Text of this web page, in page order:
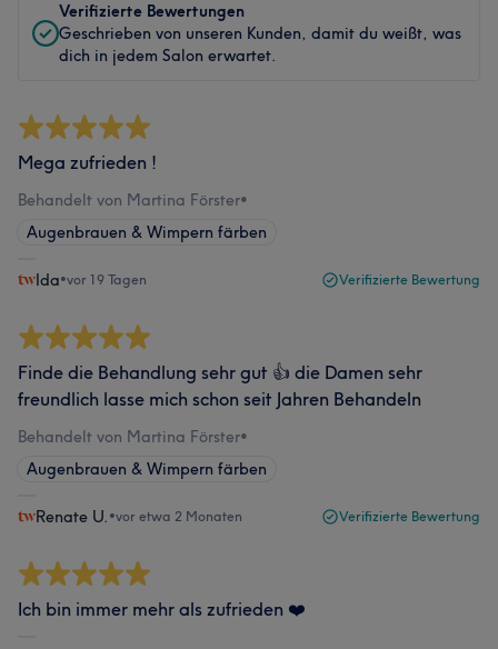
Verifizierte Bewertungen
Geschrieben von unseren Kunden, damit du weißt, was
dich in jedem Salon erwartet.
Mega zufrieden !
Behandelt von Martina Förster•
Augenbrauen & Wimpern färben
Ida•vor 19 Tagen Verifizierte Bewertung
Finde die Behandlung sehr gut 👍 die Damen sehr
freundlich lasse mich schon seit Jahren Behandeln
Behandelt von Martina Förster•
Augenbrauen & Wimpern färben
Renate U. •vor etwa 2 Monaten Verifizierte Bewertung
Ich bin immer mehr als zufrieden ❤️